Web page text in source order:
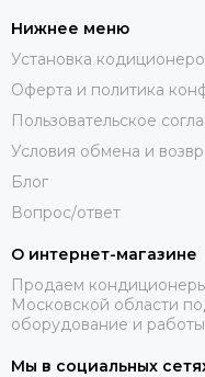
Нижнее меню
Установка
Оферта и политика
Пользовательское
Условия обмена и
Блог
Вопрос/ответ
О интернет-магазине
Продаем
Московской области
оборудование и
Мы в социальных